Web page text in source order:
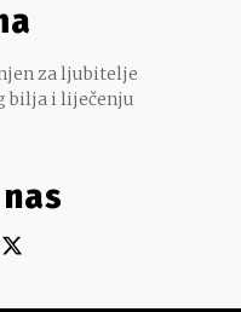
za ljubitelje
bilja i liječenju